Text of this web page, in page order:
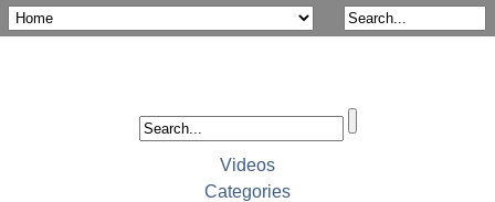
Videos
Categories